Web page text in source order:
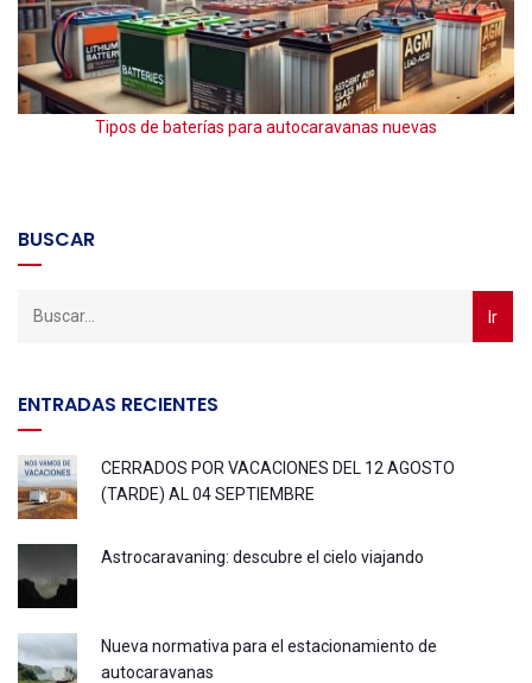
Tipos de baterías para autocaravanas nuevas
BUSCAR
ENTRADAS RECIENTES
CERRADOS POR VACACIONES DEL 12 AGOSTO
(TARDE) AL 04 SEPTIEMBRE
Astrocaravaning: descubre el cielo viajando
Nueva normativa para el estacionamiento de
autocaravanas